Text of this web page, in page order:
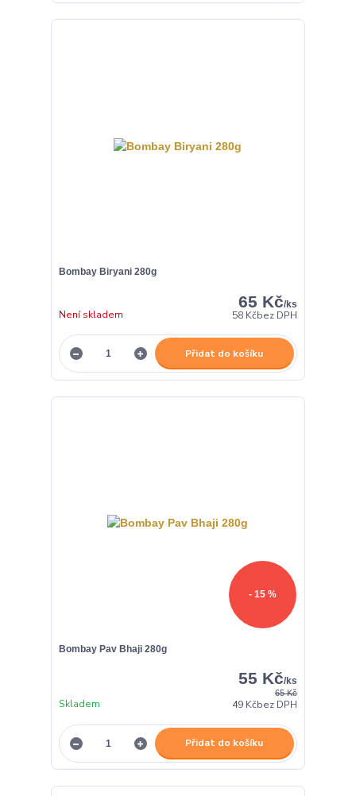
Bombay Biryani 280g
65 Kč/ks
58 Kčbez DPH
Není skladem
Přidat do košíku
- 15 %
Bombay Pav Bhaji 280g
65 Kč
55 Kč/ks
49 Kčbez DPH
Skladem
Přidat do košíku